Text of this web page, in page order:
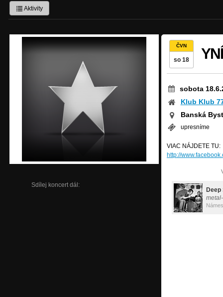
Aktivity
Sdílej koncert dál:
ČVN
so 18
sobota
Klub Klub
Banská
upresníme
VIAC NÁJDETE TU:
http://